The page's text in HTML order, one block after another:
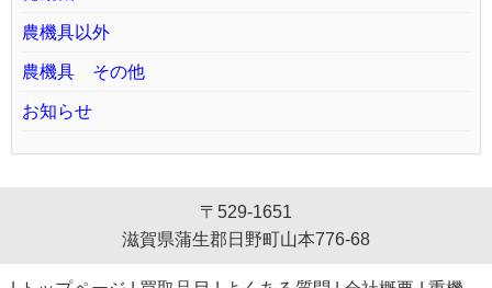
農機具以外
農機具 その他
お知らせ
〒529-1651
滋賀県蒲生郡日野町山本776-68